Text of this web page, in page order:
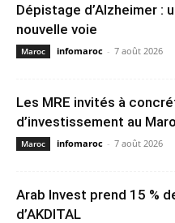
Dépistage d’Alzheimer :
nouvelle voie
Maroc infomaroc - 7 août 2026
Les MRE invités à
d’investissement au
Maroc infomaroc - 7 août 2026
Arab Invest prend 15 %
d’AKDITAL